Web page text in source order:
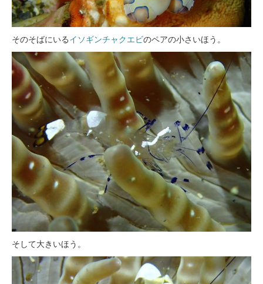
そのそばにいるイソギンチャクエビのペアの小さいほう。
そして大きいほう。